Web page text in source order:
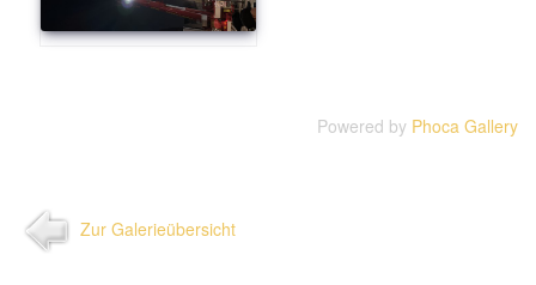
Powered by Phoca Gallery
Zur Galerieübersicht